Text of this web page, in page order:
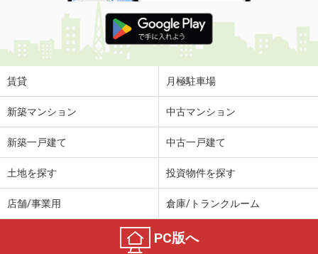
賃貸 月極駐車場
新築マンション 中古マンション
新築一戸建て 中古一戸建て
土地を探す 投資物件を探す
店舗/事業用 倉庫/トランクルーム
PC版へ